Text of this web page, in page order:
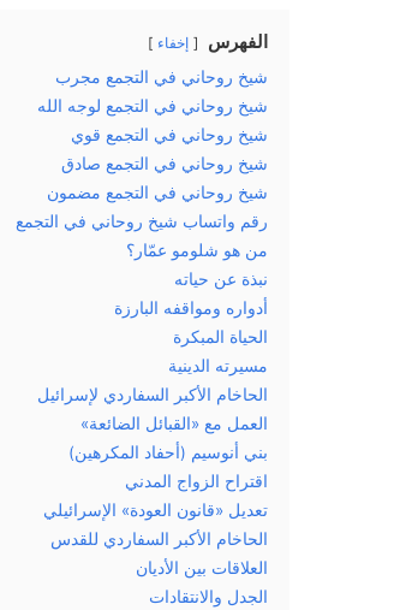
الفهرس إخفاء
شيخ روحاني في التجمع مجرب
شيخ روحاني في التجمع لوجه الله
شيخ روحاني في التجمع قوي
شيخ روحاني في التجمع صادق
شيخ روحاني في التجمع مضمون
رقم واتساب شيخ روحاني في التجمع
من هو شلومو عمّار؟
نبذة عن حياته
أدواره ومواقفه البارزة
الحياة المبكرة
مسيرته الدينية
الحاخام الأكبر السفاردي لإسرائيل
العمل مع «القبائل الضائعة»
بني أنوسيم (أحفاد المكرهين)
اقتراح الزواج المدني
تعديل «قانون العودة» الإسرائيلي
الحاخام الأكبر السفاردي للقدس
العلاقات بين الأديان
الجدل والانتقادات